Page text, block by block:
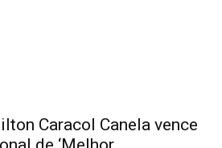
Caracol Canela vence